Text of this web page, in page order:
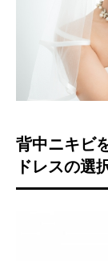
背中ニキビ
ドレスの選